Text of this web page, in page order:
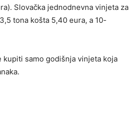
Slovačka jednodnevna vinjeta za
tona košta 5,40 eura, a 10-
kupiti samo godišnja vinjeta koja